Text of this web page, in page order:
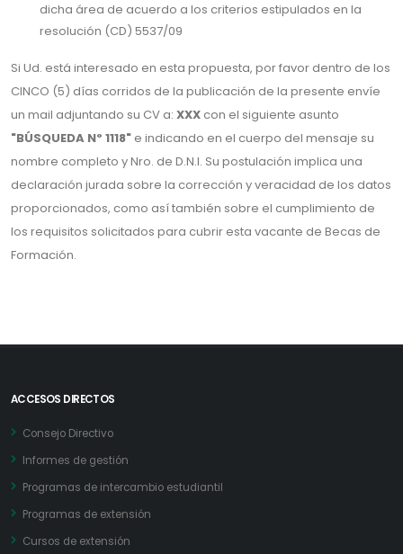
dicha área de acuerdo a los criterios estipulados en la
resolución (CD) 5537/09
Si Ud. está interesado en esta propuesta, por favor dentro de los
CINCO (5) días corridos de la publicación de la presente envíe
un mail adjuntando su CV a: XXX con el siguiente asunto
"BÚSQUEDA Nº 1118" e indicando en el cuerpo del mensaje su
nombre completo y Nro. de D.N.I. Su postulación implica una
declaración jurada sobre la corrección y veracidad de los datos
proporcionados, como así también sobre el cumplimiento de
los requisitos solicitados para cubrir esta vacante de Becas de
Formación.
ACCESOS DIRECTOS
Consejo Directivo
Informes de gestión
Programas de intercambio estudiantil
Programas de extensión
Cursos de extensión